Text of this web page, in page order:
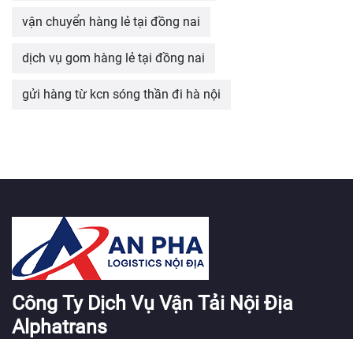
vận chuyển hàng lẻ tại đồng nai
dịch vụ gom hàng lẻ tại đồng nai
gửi hàng từ kcn sóng thần đi hà nội
Công Ty Dịch Vụ Vận Tải Nội Địa
Alphatrans